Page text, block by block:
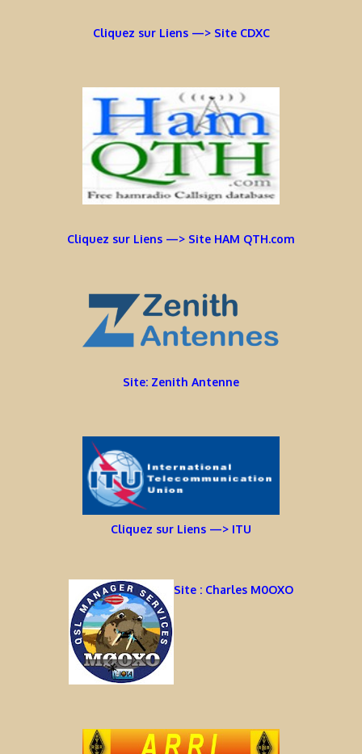
Cliquez sur Liens —> Site CDXC
Cliquez sur Liens —> Site HAM QTH.com
Site: Zenith Antenne
Cliquez sur Liens —> ITU
Site : Charles M0OXO